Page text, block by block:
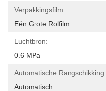
Verpakkingsfilm:
Eén Grote Rolfilm
Luchtbron:
0.6 MPa
Automatische Rangschikking:
Automatisch